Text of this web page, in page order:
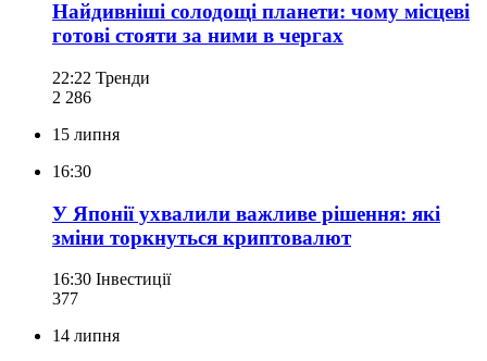
Найдивніші солодощі планети: чому місцеві
готові стояти за ними в чергах
22:22 Тренди
2 286
15 липня
16:30
У Японії ухвалили важливе рішення: які
зміни торкнуться криптовалют
16:30 Інвестиції
377
14 липня